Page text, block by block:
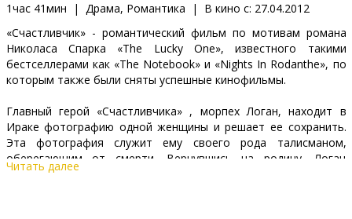
1час 41мин | Драма, Романтика | В кино с: 27.04.2012
«Счастливчик» - романтический фильм по мотивам романа
Николаса Спарка «The Lucky One», известного такими
бестселлерами как «The Notebook» и «Nights In Rodanthe», по
которым также были сняты успешные кинофильмы.
Главный герой «Счастливчика» , морпех Логан, находит в
Ираке фотографию одной женщины и решает ее сохранить.
Эта фотография служит ему своего рода талисманом,
оберегающим от смерти. Вернувшись на родину, Логан
решает отыскать запечатленную на фото женщину, и это ему
Читать далее